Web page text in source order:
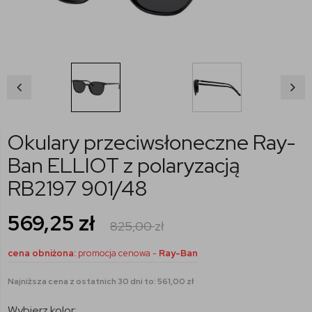
Okulary przeciwsłoneczne Ray-
Ban ELLIOT z polaryzacją
RB2197 901/48
569,25 zł 825,00zł
cena obniżona: promocja cenowa - Ray-Ban
Najniższa cena z ostatnich 30 dni to: 561,00 zł